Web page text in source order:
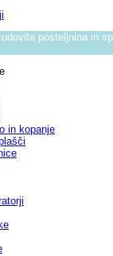
posteljnina in
in kopanje